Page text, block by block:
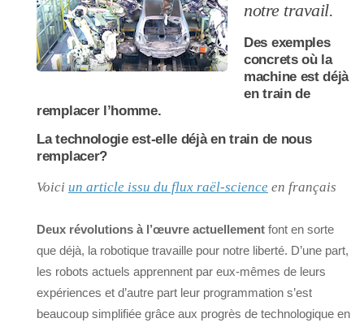
notre travail.
Des exemples
concrets où la
machine est déjà
en train de
remplacer l’homme.
La technologie est-elle déjà en train de nous
remplacer?
Voici un article issu du flux raël-science en français
Deux révolutions à l’œuvre actuellement font en sorte
que déjà, la robotique travaille pour notre liberté. D’une part,
les robots actuels apprennent par eux-mêmes de leurs
expériences et d’autre part leur programmation s’est
beaucoup simplifiée grâce aux progrès de technologique en